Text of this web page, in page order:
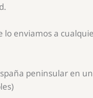
lo enviamos a
peninsular en